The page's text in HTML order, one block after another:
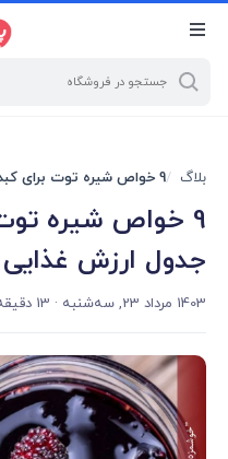
500px) { .w-ch{bottom: 125px
left:5px !important;} }
بلاگ 9 خواص شیره توت برای کبد چرب + جدول ارزش غذایی
9 خواص شیره
جدول ارزش غذایی
1403 مرداد 23, سه‌شنبه · 13 دقیقه مطالعه